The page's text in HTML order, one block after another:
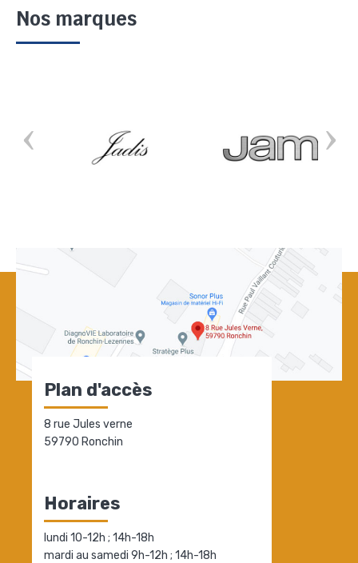
Nos marques
Plan d'accès
8 rue Jules verne
59790 Ronchin
Horaires
lundi 10-12h ; 14h-18h
mardi au samedi 9h-12h ; 14h-18h